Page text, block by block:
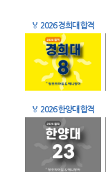
🏅 2026 경희대 합격
🏅 2026 한양대 합격